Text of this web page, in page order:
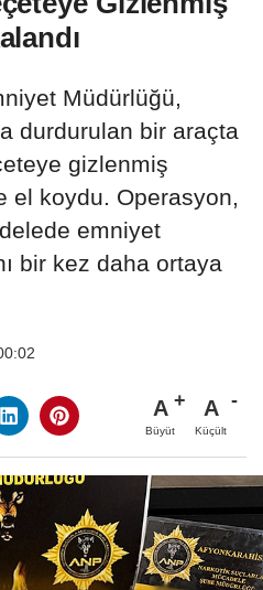
Müdürlüğü,
durdurulan bir araçta
gizlenmiş
el koydu. Operasyon,
emniyet
bir kez daha ortaya
A
Büyüt
A
Küçült